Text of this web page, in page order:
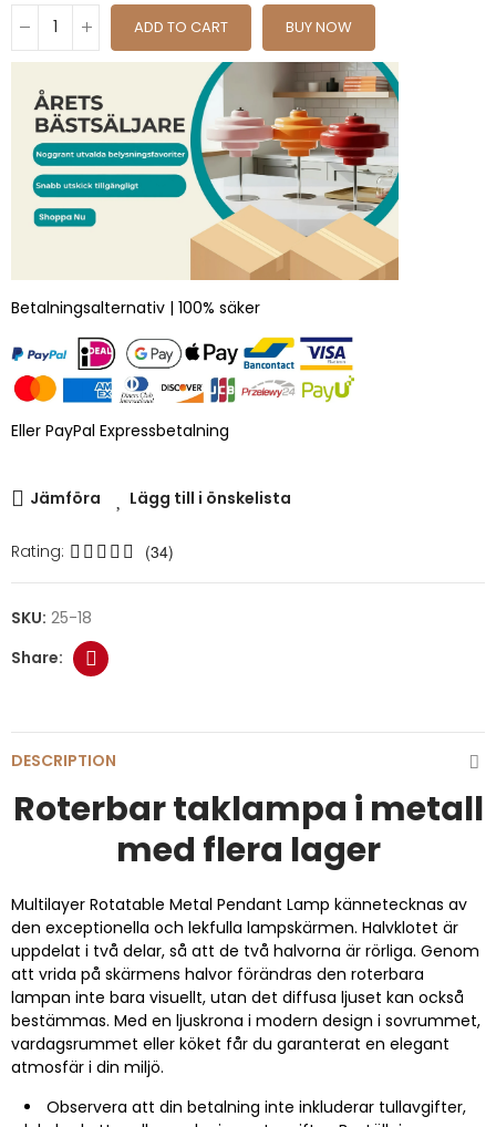
ADD TO CART BUY NOW
Betalningsalternativ | 100% säker
Eller PayPal Expressbetalning
Jämföra Lägg till i önskelista
Rating: (34)
SKU: 25-18
DESCRIPTION
Roterbar taklampa i metall
med flera lager
Multilayer Rotatable Metal Pendant Lamp kännetecknas av
den exceptionella och lekfulla lampskärmen. Halvklotet är
uppdelat i två delar, så att de två halvorna är rörliga. Genom
att vrida på skärmens halvor förändras den roterbara
lampan inte bara visuellt, utan det diffusa ljuset kan också
bestämmas. Med en ljuskrona i modern design i sovrummet,
vardagsrummet eller köket får du garanterat en elegant
atmosfär i din miljö.
Observera att din betalning inte inkluderar tullavgifter,